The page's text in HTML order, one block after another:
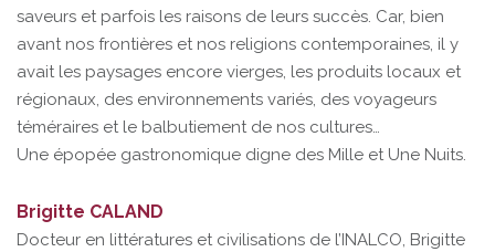
saveurs et parfois les raisons de leurs succès. Car, bien
avant nos frontières et nos religions contemporaines, il y
avait les paysages encore vierges, les produits locaux et
régionaux, des environnements variés, des voyageurs
téméraires et le balbutiement de nos cultures…
Une épopée gastronomique digne des Mille et Une Nuits.
Brigitte CALAND
Docteur en littératures et civilisations de l’INALCO, Brigitte